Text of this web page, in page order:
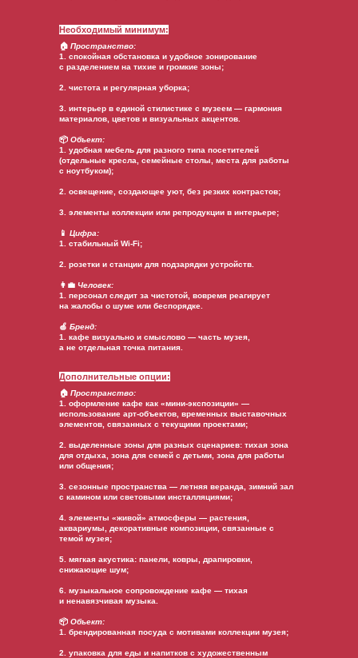
🏠 Пространство:
1. оформление кафе как «мини-экспозиции» —
использование арт-объектов, временных выставочных
элементов, связанных с текущими проектами;
2. выделенные зоны для разных сценариев: тихая зона
для отдыха, зона для семей с детьми, зона для работы
или общения;
3. сезонные пространства — летняя веранда, зимний зал
с камином или световыми инсталляциями;
4. элементы «живой» атмосферы — растения,
аквариумы, декоративные композиции, связанные с
темой музея;
5. мягкая акустика: панели, ковры, драпировки,
снижающие шум;
6. музыкальное сопровождение кафе — тихая
и ненавязчивая музыка.
📦 Объект:
1. брендированная посуда с мотивами коллекции музея;
2. упаковка для еды и напитков с художественным
🏠 Пространство:
1. спокойная обстановка и удобное зонирование
с разделением на тихие и громкие зоны;
2. чистота и регулярная уборка;
3. интерьер в единой стилистике с музеем — гармония
материалов, цветов и визуальных акцентов.
📦 Объект:
1. удобная мебель для разного типа посетителей
(отдельные кресла, семейные столы, места для работы
с ноутбуком);
2. освещение, создающее уют, без резких контрастов;
3. элементы коллекции или репродукции в интерьере;
📱 Цифра:
1. стабильный Wi-Fi;
2. розетки и станции для подзарядки устройств.
👩‍💼 Человек:
1. персонал следит за чистотой, вовремя реагирует
на жалобы о шуме или беспорядке.
🍏 Бренд:
1. кафе визуально и смыслово — часть музея,
а не отдельная точка питания.
Дополнительные опции:
Необходимый минимум: